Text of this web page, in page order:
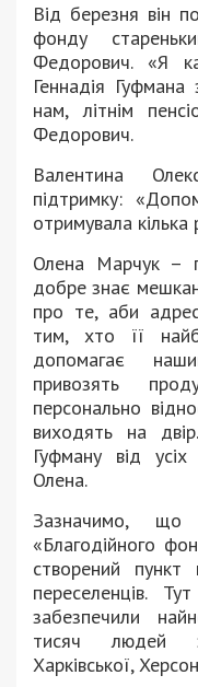
Від березня він
фонду
Федорович. «Я
Геннадія
нам, літнім
Федорович.
Валентина
підтримку:
отримувала
Олена Марчук –
добре знає
про те, аби
тим, хто її
допомагає
привозять
персонально
виходять на
Гуфману від
Олена.
Зазначимо,
«Благодійного
створений
переселенців.
забезпечили
тисяч людей з
Харківської,